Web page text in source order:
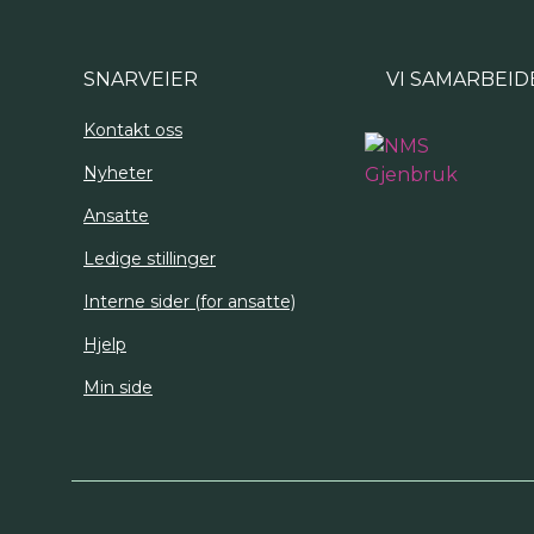
SNARVEIER
Kontakt oss
Nyheter
Ansatte
Ledige stillinger
Interne sider (for ansatte)
Hjelp
Min side
VI